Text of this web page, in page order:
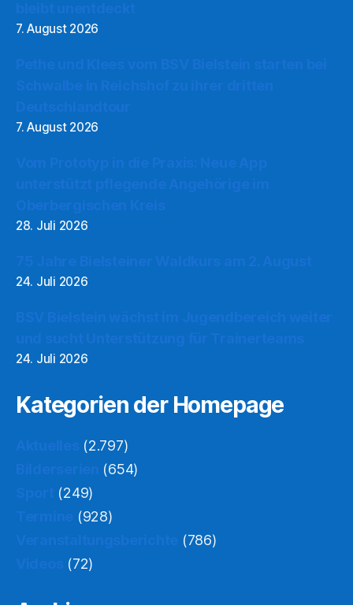
7. August 2026
7. August 2026
28. Juli 2026
24. Juli 2026
24. Juli 2026
Kategorien der Homepage
(2.797)
(654)
(249)
(928)
(786)
(72)